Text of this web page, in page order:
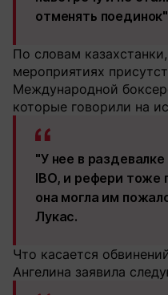
отменять
По словам
мероприятиях
Международной
которые говорили на
"У нее в
IBO, и рефери тоже
она могла им
Лукас.
Что касается
Ангелина заявила